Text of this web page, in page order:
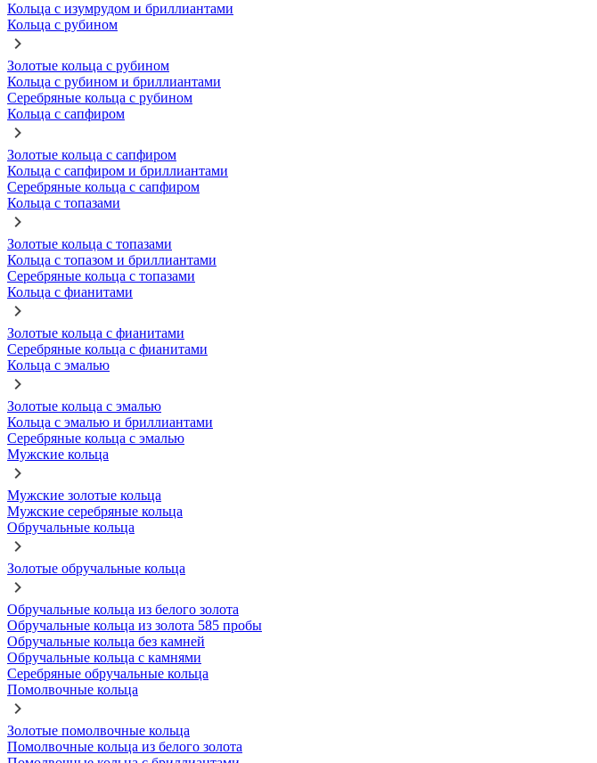
Кольца с изумрудом и бриллиантами
Кольца с рубином
Золотые кольца с рубином
Кольца с рубином и бриллиантами
Серебряные кольца с рубином
Кольца с сапфиром
Золотые кольца с сапфиром
Кольца с сапфиром и бриллиантами
Серебряные кольца с сапфиром
Кольца с топазами
Золотые кольца с топазами
Кольца с топазом и бриллиантами
Серебряные кольца с топазами
Кольца с фианитами
Золотые кольца с фианитами
Серебряные кольца с фианитами
Кольца с эмалью
Золотые кольца с эмалью
Кольца с эмалью и бриллиантами
Серебряные кольца с эмалью
Мужские кольца
Мужские золотые кольца
Мужские серебряные кольца
Обручальные кольца
Золотые обручальные кольца
Обручальные кольца из белого золота
Обручальные кольца из золота 585 пробы
Обручальные кольца без камней
Обручальные кольца с камнями
Серебряные обручальные кольца
Помолвочные кольца
Золотые помолвочные кольца
Помолвочные кольца из белого золота